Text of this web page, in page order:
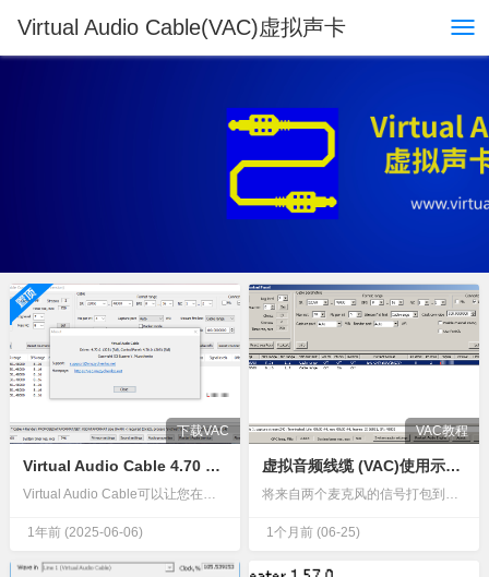
Virtual Audio Cable(VAC)虚拟声卡
下载VAC
Virtual Audio Cable 4.70 最新破解版 去除试用提示音
Virtual Audio Cable可以让您在电脑上操控声音输出设备的波进、波出、采样率、每样本比特数及频道配置等等，自由自在地控制声音讯号，并能通过改变具体的数值，精准调节混音效果，获得更优质的听…
1年前 (2025-06-06)
VAC教程
虚拟音频线缆 (VAC)使用示例：打包混合多个麦克风信号
将来自两个麦克风的信号打包到单个音频流的左右声道中：在VAC 控制面板中，选择一条虚拟电缆，并将其格式范围配置为接受立体声（双声道）信号流。确保“启用声道混合 ”复选框未选中，并且“声道混合”处于“关…
1个月前 (06-25)